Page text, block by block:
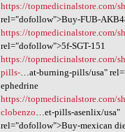
https://topmedicinalstore.com/
rel="dofollow">Buy-FUB-
https://topmedicinalstore.com/
rel="dofollow">5f-SGT-151
https://topmedicinalstore.com/
pills-…at-burning-pills/usa"
ephedrine
https://topmedicinalstore.com/
clobenzo…et-pills-asenlix/usa"
rel="dofollow">Buy-mexican